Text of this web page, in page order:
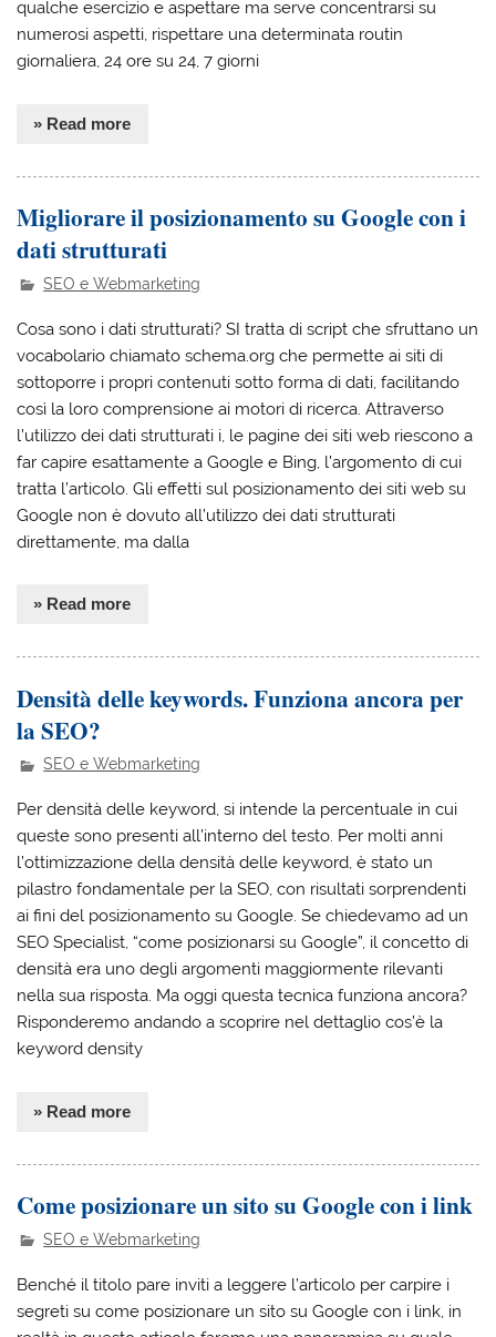
qualche esercizio e aspettare ma serve concentrarsi su
numerosi aspetti, rispettare una determinata routin
giornaliera, 24 ore su 24, 7 giorni
» Read more
Migliorare il posizionamento su Google con i
dati strutturati
SEO e Webmarketing
Cosa sono i dati strutturati? SI tratta di script che sfruttano un
vocabolario chiamato schema.org che permette ai siti di
sottoporre i propri contenuti sotto forma di dati, facilitando
così la loro comprensione ai motori di ricerca. Attraverso
l’utilizzo dei dati strutturati i, le pagine dei siti web riescono a
far capire esattamente a Google e Bing, l’argomento di cui
tratta l’articolo. Gli effetti sul posizionamento dei siti web su
Google non è dovuto all’utilizzo dei dati strutturati
direttamente, ma dalla
» Read more
Densità delle keywords. Funziona ancora per
la SEO?
SEO e Webmarketing
Per densità delle keyword, si intende la percentuale in cui
queste sono presenti all’interno del testo. Per molti anni
l’ottimizzazione della densità delle keyword, è stato un
pilastro fondamentale per la SEO, con risultati sorprendenti
ai fini del posizionamento su Google. Se chiedevamo ad un
SEO Specialist, “come posizionarsi su Google”, il concetto di
densità era uno degli argomenti maggiormente rilevanti
nella sua risposta. Ma oggi questa tecnica funziona ancora?
Risponderemo andando a scoprire nel dettaglio cos’è la
keyword density
» Read more
Come posizionare un sito su Google con i link
SEO e Webmarketing
Benché il titolo pare inviti a leggere l’articolo per carpire i
segreti su come posizionare un sito su Google con i link, in